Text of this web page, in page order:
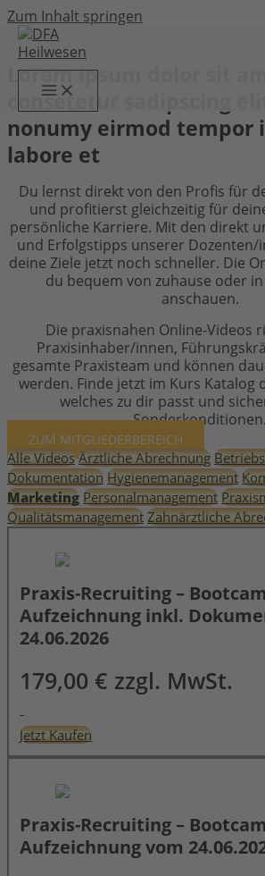
Zum Inhalt springen
Lorem ipsum dolor sit
consetetur sadipscing
nonumy eirmod tempor
labore et
Du lernst direkt von den Profis für
und profitierst gleichzeitig für
persönliche Karriere. Mit den direkt
und Erfolgstipps unserer
deine Ziele jetzt noch schneller. Die
du bequem von zuhause oder
anschauen.
Die praxisnahen Online-Videos
Praxisinhaber/innen,
gesamte Praxisteam und können
werden. Finde jetzt im Kurs Katalog
welches zu dir passt und
Sonderkonditionen.
ZUM MITGLIEDERBEREICH
Alle Videos Ärztliche Abrechnung
Dokumentation Hygienemanagement
Marketing Personalmanagement
Qualitätsmanagement Zahnärztliche
Praxis-Recruiting –
Aufzeichnung inkl.
24.06.2026
179,00 € zzgl. MwSt.
Jetzt Kaufen
Praxis-Recruiting –
Aufzeichnung vom